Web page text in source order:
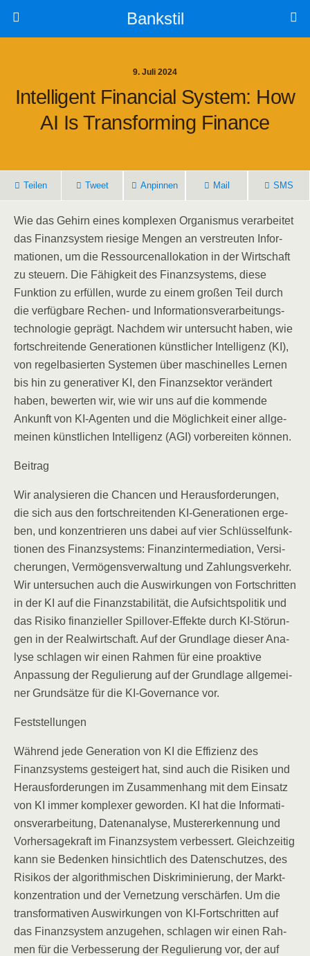
Bankstil
9. Juli 2024
Intel­li­gent Finan­cial Sys­tem: How
AI Is Trans­forming Finance
Tei­len Tweet Anpin­nen Mail SMS
Wie das Gehirn eines kom­ple­xen Orga­nis­mus ver­ar­bei­tet
das Finanz­sys­tem rie­si­ge Men­gen an ver­streu­ten Infor­
ma­tio­nen, um die Res­sour­cen­al­lo­ka­ti­on in der Wirt­schaft
zu steu­ern. Die Fähig­keit des Finanz­sys­tems, die­se
Funk­ti­on zu erfül­len, wur­de zu einem gro­ßen Teil durch
die ver­füg­ba­re Rechen- und Infor­ma­ti­ons­ver­ar­bei­tungs­
tech­no­lo­gie geprägt. Nach­dem wir unter­sucht haben, wie
fort­schrei­ten­de Gene­ra­tio­nen künst­li­cher Intel­li­genz (KI),
von regel­ba­sier­ten Sys­te­men über maschi­nel­les Ler­nen
bis hin zu gene­ra­ti­ver KI, den Finanz­sek­tor ver­än­dert
haben, bewer­ten wir, wie wir uns auf die kom­men­de
Ankunft von KI-Agen­ten und die Mög­lich­keit einer all­ge­
mei­nen künst­li­chen Intel­li­genz (AGI) vor­be­rei­ten können.
Bei­trag
Wir ana­ly­sie­ren die Chan­cen und Her­aus­for­de­run­gen,
die sich aus den fort­schrei­ten­den KI-Gene­ra­tio­nen erge­
ben, und kon­zen­trie­ren uns dabei auf vier Schlüs­sel­funk­
tio­nen des Finanz­sys­tems: Finanz­in­ter­me­dia­ti­on, Ver­si­
che­run­gen, Ver­mö­gens­ver­wal­tung und Zah­lungs­ver­kehr.
Wir unter­su­chen auch die Aus­wir­kun­gen von Fort­schrit­ten
in der KI auf die Finanz­sta­bi­li­tät, die Auf­sichts­po­li­tik und
das Risi­ko finan­zi­el­ler Spill­over-Effek­te durch KI-Stö­run­
gen in der Real­wirt­schaft. Auf der Grund­la­ge die­ser Ana­
ly­se schla­gen wir einen Rah­men für eine pro­ak­ti­ve
Anpas­sung der Regu­lie­rung auf der Grund­la­ge all­ge­mei­
ner Grund­sät­ze für die KI-Gover­nan­ce vor.
Fest­stel­lun­gen
Wäh­rend jede Gene­ra­ti­on von KI die Effi­zi­enz des
Finanz­sys­tems gestei­gert hat, sind auch die Risi­ken und
Her­aus­for­de­run­gen im Zusam­men­hang mit dem Ein­satz
von KI immer kom­ple­xer gewor­den. KI hat die Infor­ma­ti­
ons­ver­ar­bei­tung, Daten­ana­ly­se, Mus­ter­er­ken­nung und
Vor­her­sa­ge­kraft im Finanz­sys­tem ver­bes­sert. Gleich­zei­tig
kann sie Beden­ken hin­sicht­lich des Daten­schut­zes, des
Risi­kos der algo­rith­mi­schen Dis­kri­mi­nie­rung, der Markt­
kon­zen­tra­ti­on und der Ver­net­zung ver­schär­fen. Um die
trans­for­ma­ti­ven Aus­wir­kun­gen von KI-Fort­schrit­ten auf
das Finanz­sys­tem anzu­ge­hen, schla­gen wir einen Rah­
men für die Ver­bes­se­rung der Regu­lie­rung vor, der auf